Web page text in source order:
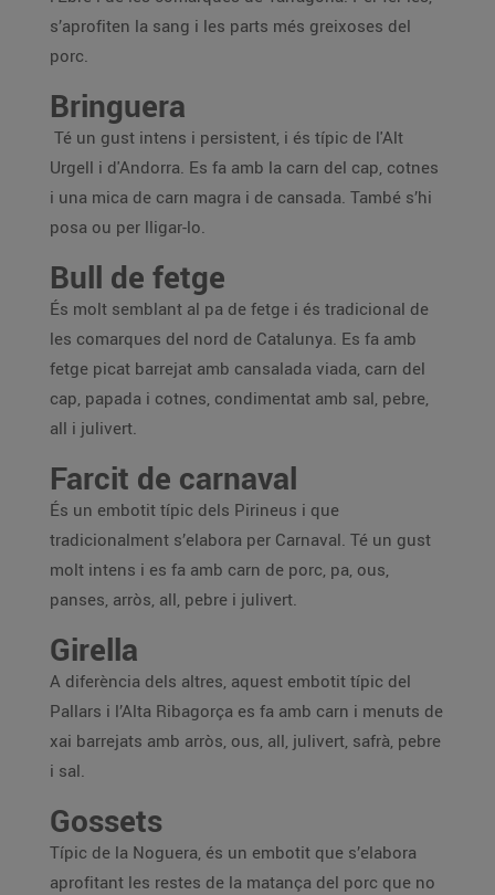
s’aprofiten la sang i les parts més greixoses del
porc.
Bringuera
Té un gust intens i persistent, i és típic de l'Alt
Urgell i d'Andorra. Es fa amb la carn del cap, cotnes
i una mica de carn magra i de cansada. També s’hi
posa ou per lligar-lo.
Bull de fetge
És molt semblant al pa de fetge i és tradicional de
les comarques del nord de Catalunya. Es fa amb
fetge picat barrejat amb cansalada viada, carn del
cap, papada i cotnes, condimentat amb sal, pebre,
all i julivert.
Farcit de carnaval
És un embotit típic dels Pirineus i que
tradicionalment s’elabora per Carnaval. Té un gust
molt intens i es fa amb carn de porc, pa, ous,
panses, arròs, all, pebre i julivert.
Girella
A diferència dels altres, aquest embotit típic del
Pallars i l’Alta Ribagorça es fa amb carn i menuts de
xai barrejats amb arròs, ous, all, julivert, safrà, pebre
i sal.
Gossets
Típic de la Noguera, és un embotit que s’elabora
aprofitant les restes de la matança del porc que no